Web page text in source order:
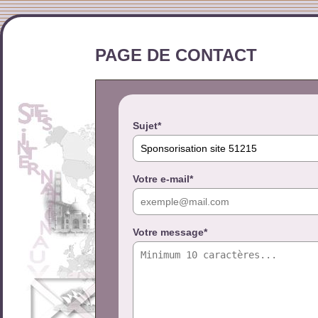
PAGE DE CONTACT
Sujet*
Votre e-mail*
Votre message*